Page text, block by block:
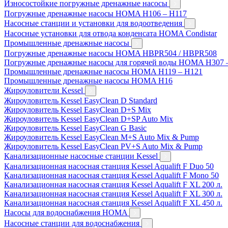
Износостойкие погружные дренажные насосы
Погружные дренажные насосы HOMA H106 – H117
Насосные станции и установки для водоотведения
Насосные установки для отвода конденсата HOMA Condistar
Промышленные дренажные насосы
Погружные дренажные насосы HOMA HBPR504 / HBPR508
Погружные дренажные насосы для горячей воды HOMA H307
Промышленные дренажные насосы HOMA H119 – H121
Промышленные дренажные насосы HOMA H16
Жироуловители Kessel
Жироуловитель Kessel EasyClean D Standard
Жироуловитель Kessel EasyClean D+S Mix
Жироуловитель Kessel EasyClean D+SP Auto Mix
Жироуловитель Kessel EasyClean G Basic
Жироуловитель Kessel EasyClean M+S Auto Mix & Pump
Жироуловитель Kessel EasyClean PV+S Auto Mix & Pump
Канализационные насосные станции Kessel
Канализационная насосная станция Kessel Aqualift F Duo 50
Канализационная насосная станция Kessel Aqualift F Mono 50
Канализационная насосная станция Kessel Aqualift F XL 200 л.
Канализационная насосная станция Kessel Aqualift F XL 300 л.
Канализационная насосная станция Kessel Aqualift F XL 450 л.
Насосы для водоснабжения HOMA
Насосные станции для водоснабжения